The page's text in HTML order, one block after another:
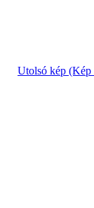
Utolsó kép (Kép